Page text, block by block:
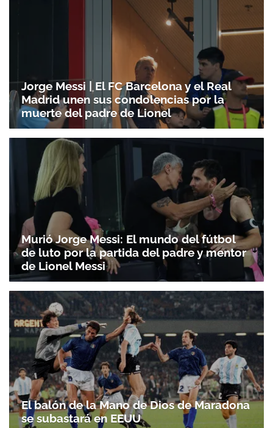
Jorge Messi | El FC Barcelona y el Real
Madrid unen sus condolencias por la
muerte del padre de Lionel
Murió Jorge Messi: El mundo del fútbol
de luto por la partida del padre y mentor
de Lionel Messi
El balón de la Mano de Dios de Maradona
se subastará en EEUU